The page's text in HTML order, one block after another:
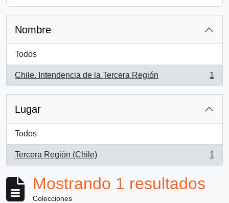
Nombre
Todos
Chile. Intendencia de la Tercera Región
, 1 resultados
1
Lugar
Todos
Tercera Región (Chile)
, 1 resultados
1
Mostrando 1 resultados
Colecciones